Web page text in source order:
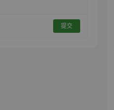
提交